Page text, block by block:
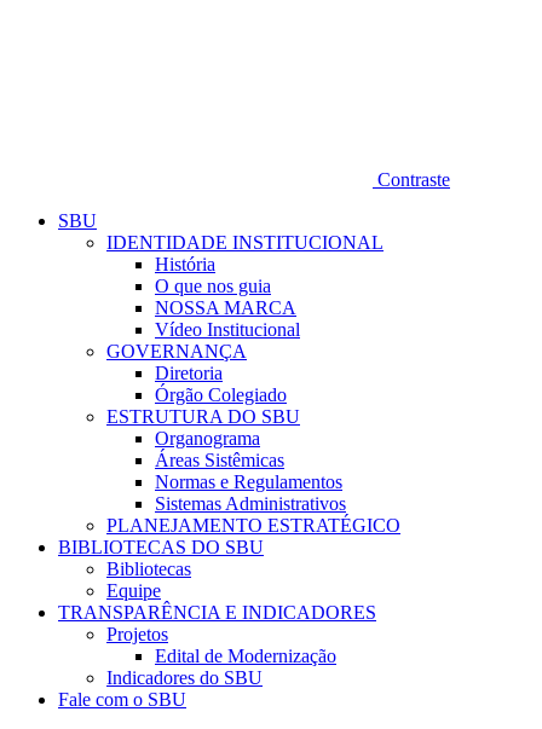
Contraste
SBU
IDENTIDADE INSTITUCIONAL
História
O que nos guia
NOSSA MARCA
Vídeo Institucional
GOVERNANÇA
Diretoria
Órgão Colegiado
ESTRUTURA DO SBU
Organograma
Áreas Sistêmicas
Normas e Regulamentos
Sistemas Administrativos
PLANEJAMENTO ESTRATÉGICO
BIBLIOTECAS DO SBU
Bibliotecas
Equipe
TRANSPARÊNCIA E INDICADORES
Projetos
Edital de Modernização
Indicadores do SBU
Fale com o SBU